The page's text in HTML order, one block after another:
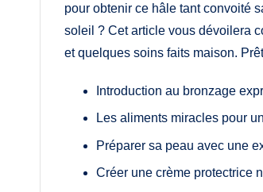
pour obtenir ce hâle tant convoité
soleil ? Cet article vous dévoilera
et quelques soins faits maison.
Introduction au bronzage
Les aliments miracles pour
Préparer sa peau avec une
Créer une crème protectrice